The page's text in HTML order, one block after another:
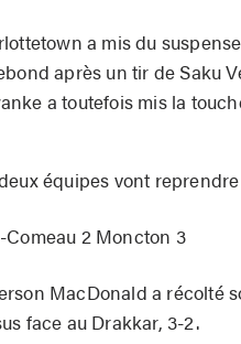
a mis du
après un tir de Saku
a toutefois mis la
équipes vont
Comeau 2 Moncton 3
MacDonald a récolté
face au Drakkar, 3-2.